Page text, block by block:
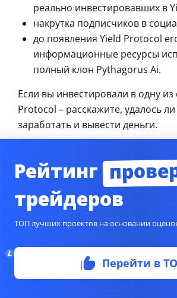
реально инвестировавших в
накрутка подписчиков в
до появления Yield Protocol
информационные ресурсы
полный клон Pythagorus Ai.
Если вы инвестировали в одну из
Protocol – расскажите, удалось
заработать и вывести деньги.
Мы НЕ рекомендуем
Рейтинг
трейдеров
ТОП лучших проектов на основании
Перейти в